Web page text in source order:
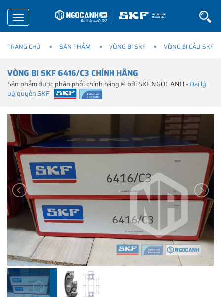
Toggle
navigation
TRANG CHỦ SẢN PHẨM VÒNG BI SKF VÒNG BI CẦU SKF
VÒNG BI SKF 6416/C3 CHÍNH HÃNG
Sản phẩm được phân phối chính hãng ® bởi SKF NGỌC ANH -Đại lý
uỷ quyền SKF